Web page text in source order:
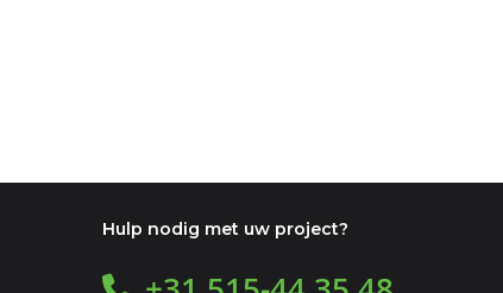
Hulp nodig met uw project?